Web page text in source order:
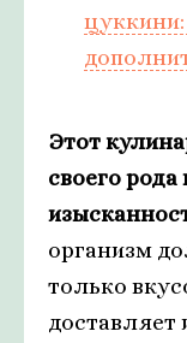
Этот
своего
организм
только
доставляет